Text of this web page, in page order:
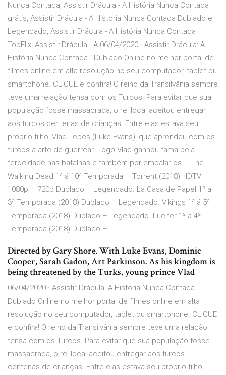
Nunca Contada, Assistir Drácula - A História Nunca Contada
grátis, Assistir Drácula - A História Nunca Contada Dublado e
Legendado, Assistir Drácula - A História Nunca Contada
TopFlix, Assistir Drácula - A 06/04/2020 · Assistir Drácula: A
História Nunca Contada - Dublado Online no melhor portal de
filmes online em alta resolução no seu computador, tablet ou
smartphone. CLIQUE e confira! O reino da Transilvânia sempre
teve uma relação tensa com os Turcos. Para evitar que sua
população fosse massacrada, o rei local aceitou entregar
aos turcos centenas de crianças. Entre elas estava seu
próprio filho, Vlad Tepes (Luke Evans), que aprendeu com os
turcos a arte de guerrear. Logo Vlad ganhou fama pela
ferocidade nas batalhas e também por empalar os … The
Walking Dead 1ª á 10ª Temporada – Torrent (2018) HDTV –
1080p – 720p Dublado – Legendado. La Casa de Papel 1ª á
3ª Temporada (2018) Dublado – Legendado. Vikings 1ª á 5ª
Temporada (2018) Dublado – Legendado. Lucifer 1ª á 4ª
Temporada (2018) Dublado – …
Directed by Gary Shore. With Luke Evans, Dominic
Cooper, Sarah Gadon, Art Parkinson. As his kingdom is
being threatened by the Turks, young prince Vlad
06/04/2020 · Assistir Drácula: A História Nunca Contada -
Dublado Online no melhor portal de filmes online em alta
resolução no seu computador, tablet ou smartphone. CLIQUE
e confira! O reino da Transilvânia sempre teve uma relação
tensa com os Turcos. Para evitar que sua população fosse
massacrada, o rei local aceitou entregar aos turcos
centenas de crianças. Entre elas estava seu próprio filho,